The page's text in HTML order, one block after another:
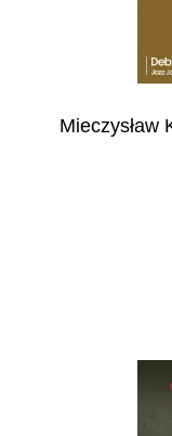
Mieczysław